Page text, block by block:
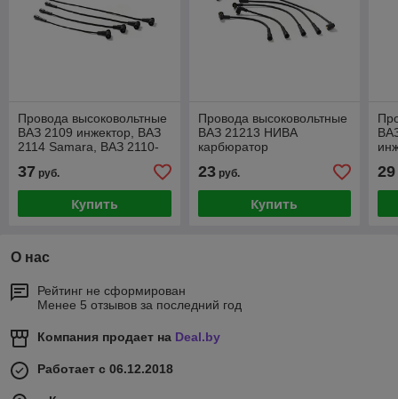
Провода высоковольтные
ВАЗ 2109 инжектор, ВАЗ
2114 Samara, ВАЗ 2110-
37 руб.
Купить
Провода высоковольтные
ВАЗ 21213 НИВА
карбюратор
23руб.
Купить
29
О нас
Рейтинг не сформирован
Менее 5 отзывов за последний год
Компания продает на Deal.by
Работает с 06.12.2018